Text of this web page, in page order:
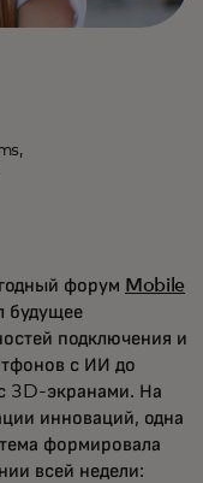
форум Mobile
будущее
подключения и
с ИИ до
3D-экранами. На
инноваций, одна
формировала
всей недели: